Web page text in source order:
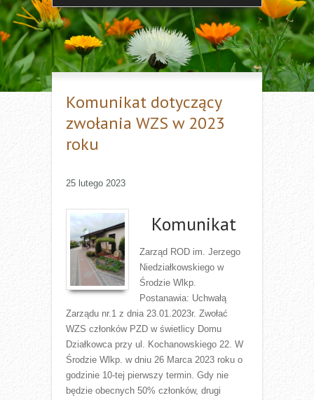
Komunikat dotyczący
zwołania WZS w 2023
roku
25 lutego 2023
Komunikat
Zarząd ROD im. Jerzego
Niedziałkowskiego w
Środzie Wlkp.
Postanawia: Uchwałą
Zarządu nr.1 z dnia 23.01.2023r. Zwołać
WZS członków PZD w świetlicy Domu
Działkowca przy ul. Kochanowskiego 22. W
Środzie Wlkp. w dniu 26 Marca 2023 roku o
godzinie 10-tej pierwszy termin. Gdy nie
będzie obecnych 50% członków, drugi